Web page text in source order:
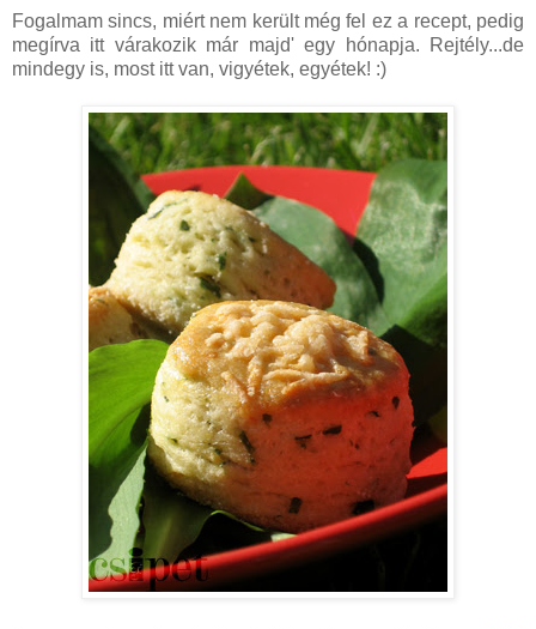
Fogalmam sincs, miért nem került még fel ez a recept, pedig
megírva itt várakozik már majd' egy hónapja. Rejtély...de
mindegy is, most itt van, vigyétek, egyétek! :)